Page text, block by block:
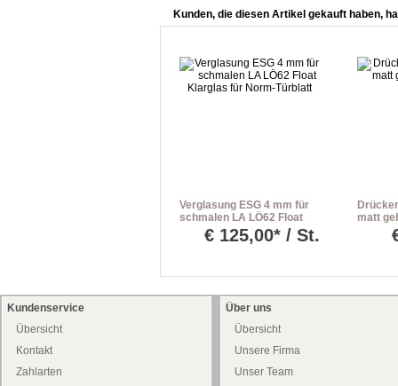
Kunden, die diesen Artikel gekauft haben,
Verglasung ESG 4 mm für
schmalen LA LÖ62 Float
Klarglas für Norm-Türblatt
€ 125,00* / St.
matt
PZ-
Kundenservice
Übersicht
Kontakt
Zahlarten
Über uns
Übersicht
Unsere Firma
Unser Team